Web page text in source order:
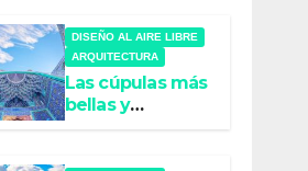
DISEÑO AL AIRE LIBRE
ARQUITECTURA
Las cúpulas más
bellas y
refinadas del